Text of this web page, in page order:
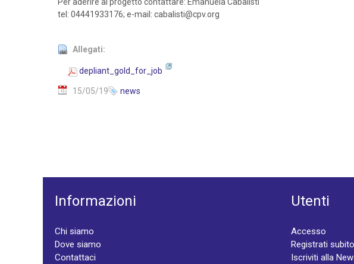
Per aderire al progetto contattare: Emanuela Cabalisti
tel: 04441933176; e-mail: cabalisti@cpv.org
Allegati:
depliant_gold_for_job
15/05/19 news
Informazioni
Chi siamo
Dove siamo
Contattaci
Utenti
Accesso
Registrati subito
Iscriviti alla